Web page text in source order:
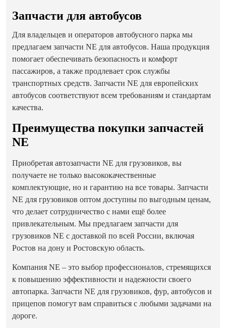
Запчасти для автобусов
Для владельцев и операторов автобусного парка мы
предлагаем запчасти NE для автобусов. Наша продукция
помогает обеспечивать безопасность и комфорт
пассажиров, а также продлевает срок службы
транспортных средств. Запчасти NE для европейских
автобусов соответствуют всем требованиям и стандартам
качества.
Преимущества покупки запчастей
NE
Приобретая автозапчасти NE для грузовиков, вы
получаете не только высококачественные
комплектующие, но и гарантию на все товары. Запчасти
NE для грузовиков оптом доступны по выгодным ценам,
что делает сотрудничество с нами ещё более
привлекательным. Мы предлагаем запчасти для
грузовиков NE с доставкой по всей России, включая
Ростов на дону и Ростовскую область.
Компания NE – это выбор профессионалов, стремящихся
к повышению эффективности и надежности своего
автопарка. Запчасти NE для грузовиков, фур, автобусов и
прицепов помогут вам справиться с любыми задачами на
дороге.